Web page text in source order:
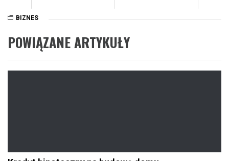
BIZNES
POWIĄZANE ARTYKUŁY